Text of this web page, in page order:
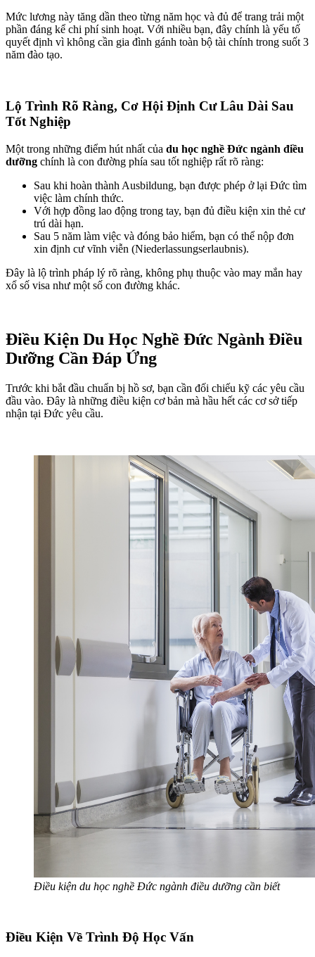
Mức lương này tăng dần theo từng năm học và đủ để trang trải một
phần đáng kể chi phí sinh hoạt. Với nhiều bạn, đây chính là yếu tố
quyết định vì không cần gia đình gánh toàn bộ tài chính trong suốt 3
năm đào tạo.
Lộ Trình Rõ Ràng, Cơ Hội Định Cư Lâu Dài Sau
Tốt Nghiệp
Một trong những điểm hút nhất của du học nghề Đức ngành điều
dưỡng chính là con đường phía sau tốt nghiệp rất rõ ràng:
Sau khi hoàn thành Ausbildung, bạn được phép ở lại Đức tìm
việc làm chính thức.
Với hợp đồng lao động trong tay, bạn đủ điều kiện xin thẻ cư
trú dài hạn.
Sau 5 năm làm việc và đóng bảo hiểm, bạn có thể nộp đơn
xin định cư vĩnh viễn (Niederlassungserlaubnis).
Đây là lộ trình pháp lý rõ ràng, không phụ thuộc vào may mắn hay
xổ số visa như một số con đường khác.
Điều Kiện Du Học Nghề Đức Ngành Điều
Dưỡng Cần Đáp Ứng
Trước khi bắt đầu chuẩn bị hồ sơ, bạn cần đối chiếu kỹ các yêu cầu
đầu vào. Đây là những điều kiện cơ bản mà hầu hết các cơ sở tiếp
nhận tại Đức yêu cầu.
Điều kiện du học nghề Đức ngành điều dưỡng cần biết
Điều Kiện Về Trình Độ Học Vấn